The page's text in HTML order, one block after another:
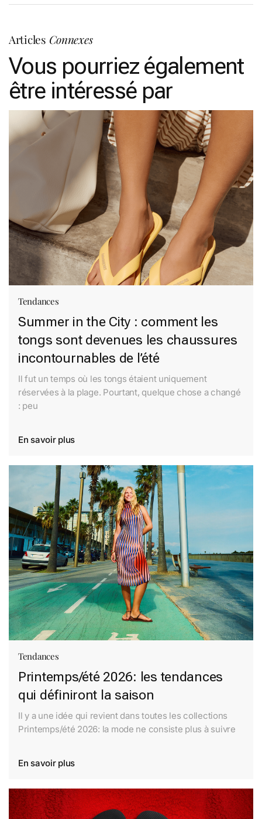
Articles Connexes
Vous pourriez également
être intéressé par
Tendances
Summer in the City : comment les
tongs sont devenues les chaussures
incontournables de l’été
Il fut un temps où les tongs étaient uniquement
réservées à la plage. Pourtant, quelque chose a changé
: peu
En savoir plus
Tendances
Printemps/été 2026: les tendances
qui définiront la saison
Il y a une idée qui revient dans toutes les collections
Printemps/été 2026: la mode ne consiste plus à suivre
En savoir plus